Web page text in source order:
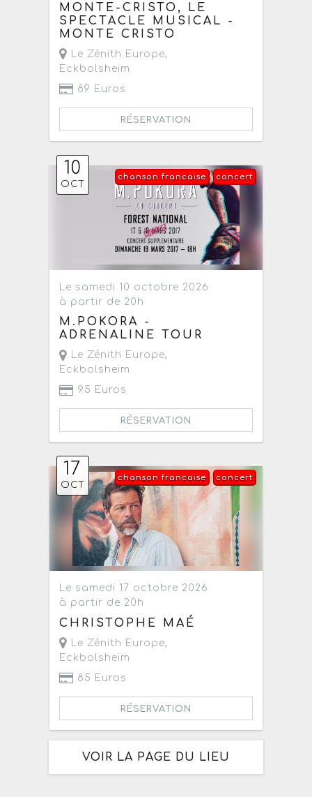
MONTE-CRISTO, LE
SPECTACLE MUSICAL -
MONTE CRISTO
Le Zénith Europe,
Eckbolsheim
89 Euros
RÉSERVATION
10
OCT
concert
chanson francaise
Le samedi 10 octobre 2026
à partir de 20h
M.POKORA -
ADRENALINE TOUR
Le Zénith Europe,
Eckbolsheim
95 Euros
RÉSERVATION
17
OCT
concert
chanson francaise
Le samedi 17 octobre 2026
à partir de 20h
CHRISTOPHE MAÉ
Le Zénith Europe,
Eckbolsheim
85 Euros
RÉSERVATION
VOIR LA PAGE DU LIEU